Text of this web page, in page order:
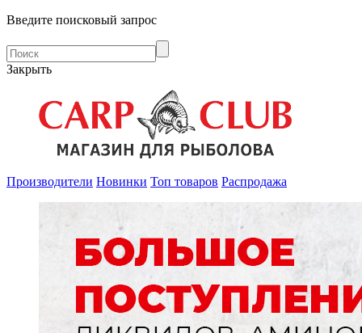
Введите поисковый запрос
Закрыть
Производители Новинки Топ товаров Распродажа